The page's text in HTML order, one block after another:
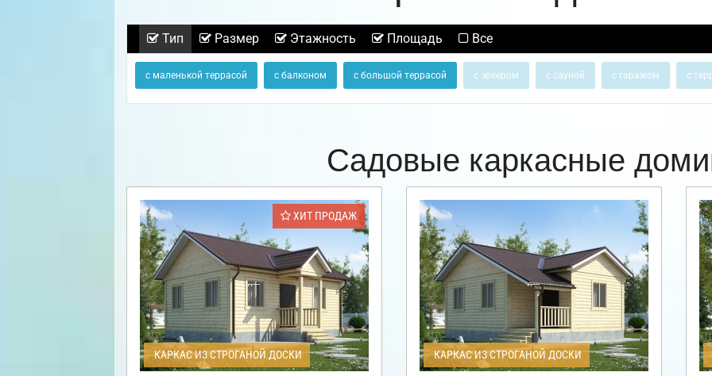
Тип Размер Этажность Площадь Все
с маленькой террасой с балконом с большой террасой с эркером с сауной с гаражом с
Садовые каркасные
ХИТ ПРОДАЖ
КАРКАС ИЗ СТРОГАНОЙ ДОСКИ КАРКАС ИЗ СТРОГАНОЙ ДОСКИ